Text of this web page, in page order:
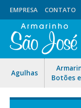
EMPRESA CONTATO
Agulhas
Botões